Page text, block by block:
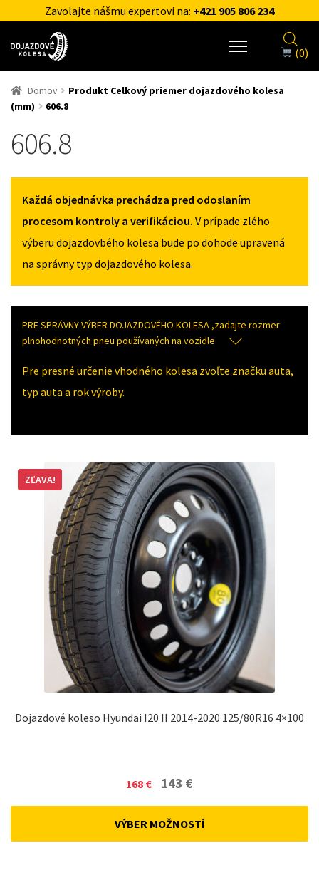
Zavolajte nášmu expertovi na: +421 905 806 234
(0)
Domov
Produkt Celkový priemer dojazdového kolesa
(mm)
606.8
606.8
Každá objednávka prechádza pred odoslaním
procesom kontroly a verifikáciou. V prípade zlého
výberu dojazdovbého kolesa bude po dohode upravená
na správny typ dojazdového kolesa.
PRE SPRÁVNY VÝBER DOJAZDOVÉHO KOLESA ,zadajte rozmer
plnohodnotných pneu používaných na vozidle
Pre presné určenie vhodného kolesa zvoľte značku auta,
typ auta a rok výroby.
Dojazdové koleso Hyundai I20 II 2014-2020 125/80R16 4×100
ZĽAVA!
168€
Original
was:
143 €Current
VÝBER MOŽNOSTÍ